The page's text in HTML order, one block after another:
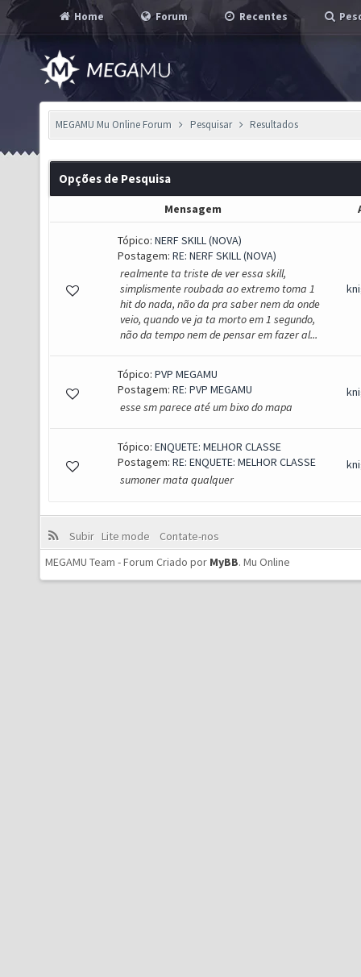
Home Forum Recentes
MEGAMU Mu Online Forum Pesquisar Resultados
Opções de Pesquisa
Mensagem
Tópico: NERF SKILL (NOVA)
Postagem: RE: NERF SKILL (NOVA)
realmente ta triste de ver essa skill,
simplismente roubada ao extremo toma 1
hit do nada, não da pra saber nem da onde
veio, quando ve ja ta morto em 1 segundo,
não da tempo nem de pensar em fazer al...
Tópico: PVP MEGAMU
Postagem: RE: PVP MEGAMU
esse sm parece até um bixo do mapa
Tópico: ENQUETE: MELHOR CLASSE
Postagem: RE: ENQUETE: MELHOR CLASSE
sumoner mata qualquer
Subir Lite mode
Contate-nos
MEGAMU Team - Forum Criado por MyBB. Mu Online